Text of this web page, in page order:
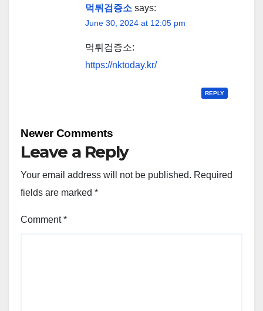
먹튀검증소 says:
June 30, 2024 at 12:05 pm
먹튀검증소:
https://nktoday.kr/
REPLY
Comment
Newer Comments
Leave a Reply
Your email address will not be published. Required
fields are marked *
Comment*